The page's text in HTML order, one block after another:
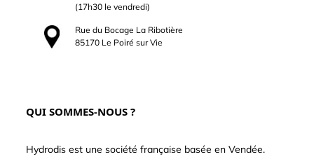
(17h30 le vendredi)
Rue du Bocage La Ribotière
85170 Le Poiré sur Vie
QUI SOMMES-NOUS ?
Hydrodis est une société française basée en Vendée.